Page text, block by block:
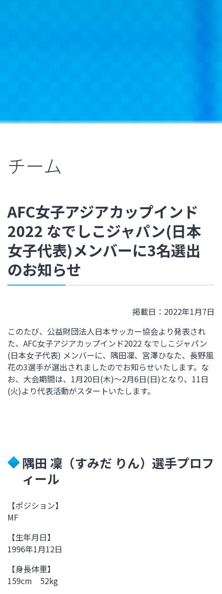
チーム
AFC女子アジアカップインド
2022 なでしこジャパン(日本
女子代表)メンバーに3名選出
のお知らせ
掲載日：2022年1月7日
このたび、公益財団法人日本サッカー協会より発表され
た、AFC女子アジアカップインド2022 なでしこジャパン
(日本女子代表) メンバーに、隅田凜、宮澤ひなた、長野風
花の3選手が選出されましたのでお知らせいたします。な
お、大会期間は、 1月20日(木)～2月6日(日)となり、 11日
(火)より代表活動がスタートいたします。
隅田 凜（すみだ りん）選手プロフ
ィール
【ポジション】
MF
【生年月日】
1996年1月12日
【身長体重】
159cm 52kg